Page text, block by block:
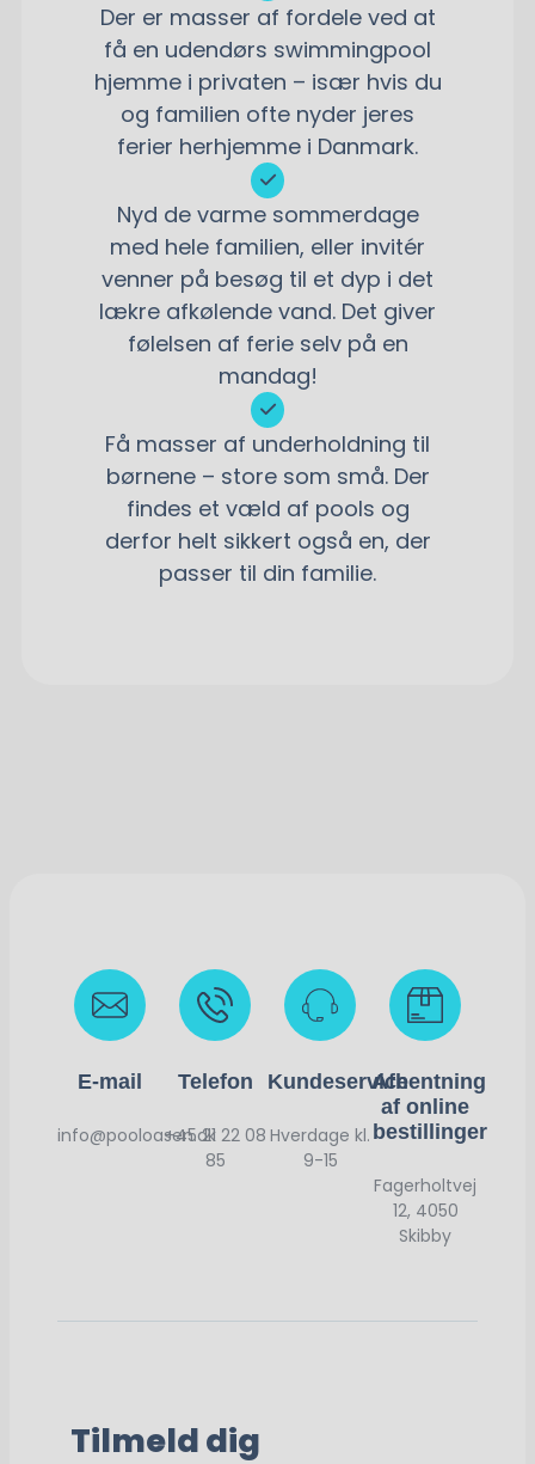
Der er masser af fordele ved at
få en udendørs swimmingpool
hjemme i privaten – især hvis du
og familien ofte nyder jeres
ferier herhjemme i Danmark.
Nyd de varme sommerdage
med hele familien, eller invitér
venner på besøg til et dyp i det
lækre afkølende vand. Det giver
følelsen af ferie selv på en
mandag!
Få masser af underholdning til
børnene – store som små. Der
findes et væld af pools og
derfor helt sikkert også en, der
passer til din familie.
E-mail
info@pooloasen.dk
Telefon
+45 21 22 08
85
Kundeservice
Hverdage kl.
9-15
Afhentning
af online
bestillinger
Fagerholtvej
12, 4050
Skibby
Tilmeld dig